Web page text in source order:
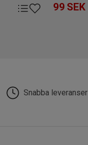
99 SEK
Snabba leveranser